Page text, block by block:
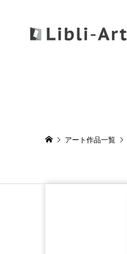
アート作品一覧